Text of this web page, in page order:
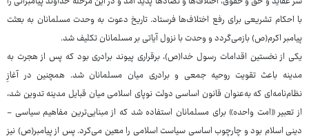
با احکام تشریعی برای رفع اختلاف‌ها فرستاد. تاریخ دعوت به وحدت مسلمانان به بعثت
پیامبر اکرم(ص) بازمی‌گردد و وحدت با نزول آیاتی بر مسلمانان تکلیف شد.
یکی از نخستین اقدامات رسول خدا(ص)، برقراری پیوند برادری بود که پس از هجرت به
مدینه باعث تقویت روحیه جمعی و برادری میان مسلمانان شد. همچنین در آغازِ
نظام‌نامه‌ای که به‌عنوان قانون اساسی دولت نوپای اسلامی میان قبایل مدینه تدوین شد،
از تعبیر «امت واحده» برای مسلمانان استفاده شد که از مبنایی‌ترین مفاهیم سیاسی -
دینی اسلام بود و چارچوب اساسی سیاست اسلامی را معین می‌کرد. پس از پیامبر(ص) نیز